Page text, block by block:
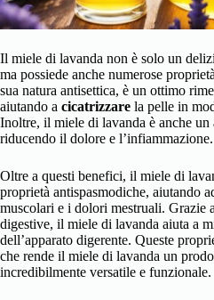
Il miele di lavanda non è solo un
ma possiede anche numerose
sua natura antisettica, è un ottimo
aiutando a cicatrizzare la pelle in
Inoltre, il miele di lavanda è anche un
riducendo il dolore e l’infiammazione.
Oltre a questi benefici, il miele di
proprietà antispasmodiche, aiutando
muscolari e i dolori mestruali. Grazie
digestive, il miele di lavanda aiuta a
dell’apparato digerente. Queste
che rende il miele di lavanda un
incredibilmente versatile e funzionale.